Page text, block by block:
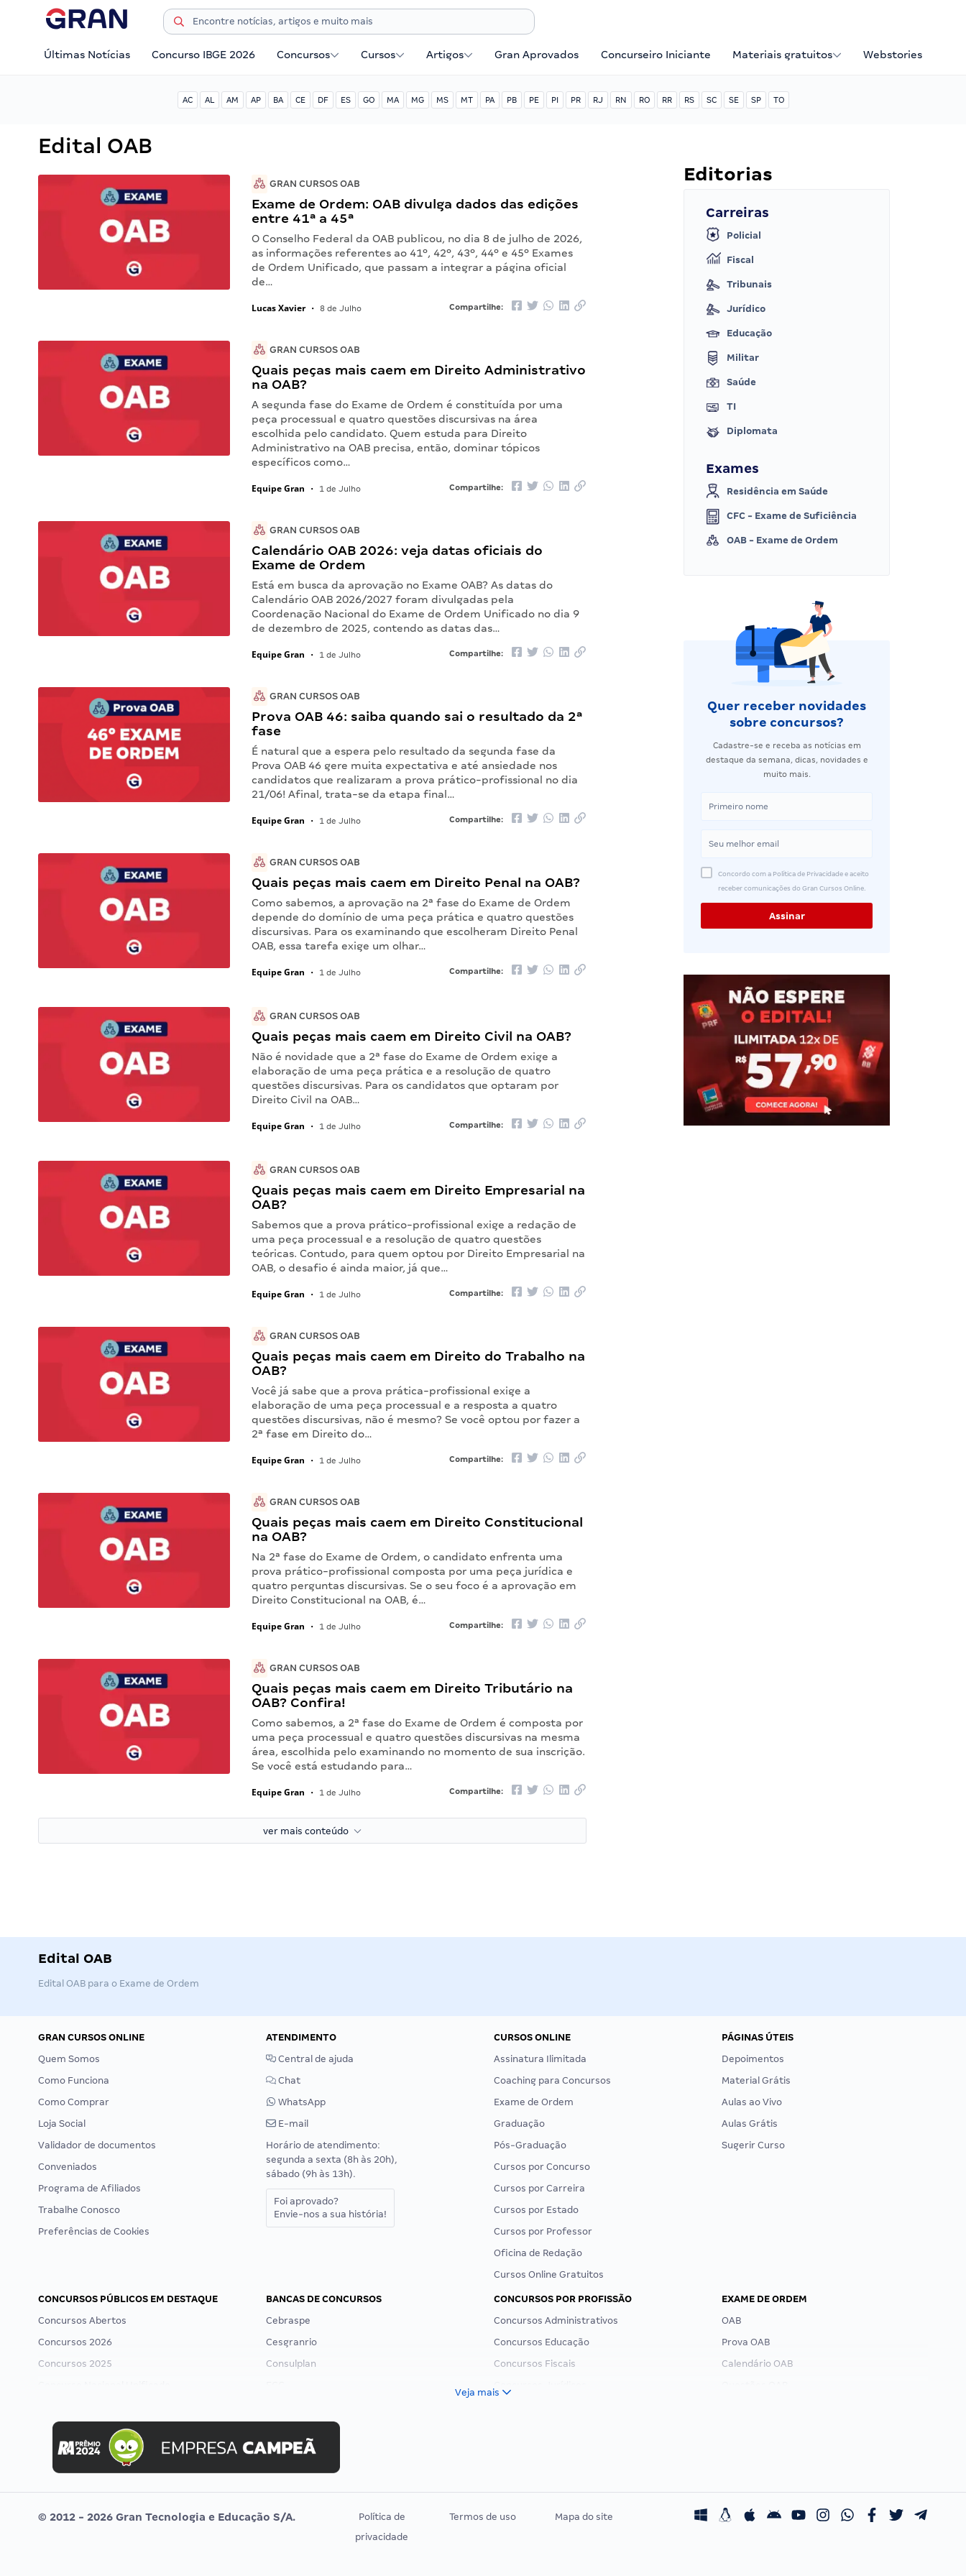
Últimas Notícias Concurso IBGE 2026 Concursos Cursos Artigos Gran Aprovados Concurseiro Iniciante Materiais gratuitos Webstories
AC AL AM AP BA CE DF ES GO MA MG MS MT PA PB PE PI PR RJ RN RO RR RS SC SE SP TO
Edital OAB
GRAN CURSOS OAB
Exame de Ordem: OAB divulga dados das edições
entre 41ª a 45ª
O Conselho Federal da OAB publicou, no dia 8 de julho de 2026,
as informações referentes ao 41º, 42º, 43º, 44º e 45º Exames
de Ordem Unificado, que passam a integrar a página oficial
de…
Lucas Xavier • 8 de Julho Compartilhe:
GRAN CURSOS OAB
Quais peças mais caem em Direito Administrativo
na OAB?
A segunda fase do Exame de Ordem é constituída por uma
peça processual e quatro questões discursivas na área
escolhida pelo candidato. Quem estuda para Direito
Administrativo na OAB precisa, então, dominar tópicos
específicos como…
Equipe Gran • 1 de Julho Compartilhe:
GRAN CURSOS OAB
Calendário OAB 2026: veja datas oficiais do
Exame de Ordem
Está em busca da aprovação no Exame OAB? As datas do
Calendário OAB 2026/2027 foram divulgadas pela
Coordenação Nacional do Exame de Ordem Unificado no dia 9
de dezembro de 2025, contendo as datas das…
Equipe Gran • 1 de Julho Compartilhe:
GRAN CURSOS OAB
Prova OAB 46: saiba quando sai o resultado da 2ª
fase
É natural que a espera pelo resultado da segunda fase da
Prova OAB 46 gere muita expectativa e até ansiedade nos
candidatos que realizaram a prova prático-profissional no dia
21/06! Afinal, trata-se da etapa final…
Equipe Gran • 1 de Julho Compartilhe:
GRAN CURSOS OAB
Quais peças mais caem em Direito Penal na OAB?
Como sabemos, a aprovação na 2ª fase do Exame de Ordem
depende do domínio de uma peça prática e quatro questões
discursivas. Para os examinando que escolheram Direito Penal
OAB, essa tarefa exige um olhar…
Equipe Gran • 1 de Julho Compartilhe:
GRAN CURSOS OAB
Quais peças mais caem em Direito Civil na OAB?
Não é novidade que a 2ª fase do Exame de Ordem exige a
elaboração de uma peça prática e a resolução de quatro
questões discursivas. Para os candidatos que optaram por
Direito Civil na OAB…
Equipe Gran • 1 de Julho Compartilhe:
GRAN CURSOS OAB
Quais peças mais caem em Direito Empresarial na
OAB?
Sabemos que a prova prático-profissional exige a redação de
uma peça processual e a resolução de quatro questões
teóricas. Contudo, para quem optou por Direito Empresarial na
OAB, o desafio é ainda maior, já que…
Equipe Gran • 1 de Julho Compartilhe:
GRAN CURSOS OAB
Quais peças mais caem em Direito do Trabalho na
OAB?
Você já sabe que a prova prática-profissional exige a
elaboração de uma peça processual e a resposta a quatro
questões discursivas, não é mesmo? Se você optou por fazer a
2ª fase em Direito do…
Equipe Gran • 1 de Julho Compartilhe:
GRAN CURSOS OAB
Quais peças mais caem em Direito Constitucional
na OAB?
Na 2ª fase do Exame de Ordem, o candidato enfrenta uma
prova prático-profissional composta por uma peça jurídica e
quatro perguntas discursivas. Se o seu foco é a aprovação em
Direito Constitucional na OAB, é…
Equipe Gran • 1 de Julho Compartilhe:
GRAN CURSOS OAB
Quais peças mais caem em Direito Tributário na
OAB? Confira!
Como sabemos, a 2ª fase do Exame de Ordem é composta por
uma peça processual e quatro questões discursivas na mesma
área, escolhida pelo examinando no momento de sua inscrição.
Se você está estudando para…
Equipe Gran • 1 de Julho Compartilhe:
ver mais conteúdo
Editorias
Carreiras
Policial
Fiscal
Tribunais
Jurídico
Educação
Militar
Saúde
TI
Diplomata
Exames
Residência em Saúde
CFC - Exame de Suficiência
OAB - Exame de Ordem
Quer receber novidades
sobre concursos?
Cadastre-se e receba as notícias em
destaque da semana, dicas, novidades e
muito mais.
Concordo com a Política de Privacidade e aceito
receber comunicações do Gran Cursos Online.
Edital OAB
Edital OAB para o Exame de Ordem
GRAN CURSOS ONLINE
Quem Somos
Como Funciona
Como Comprar
Loja Social
Validador de documentos
Conveniados
Programa de Afiliados
Trabalhe Conosco
Preferências de Cookies
ATENDIMENTO
Central de ajuda
Chat
WhatsApp
E-mail
Horário de atendimento:
segunda a sexta (8h às 20h),
sábado (9h às 13h).
Foi aprovado?
Envie-nos a sua história!
CURSOS ONLINE
Assinatura Ilimitada
Coaching para Concursos
Exame de Ordem
Graduação
Pós-Graduação
Cursos por Concurso
Cursos por Carreira
Cursos por Estado
Cursos por Professor
Oficina de Redação
Cursos Online Gratuitos
PÁGINAS ÚTEIS
Depoimentos
Material Grátis
Aulas ao Vivo
Aulas Grátis
Sugerir Curso
CONCURSOS PÚBLICOS EM DESTAQUE
Concursos Abertos
Concursos 2026
Concursos 2025
Concurso MPU
Editais publicados
BANCAS DE CONCURSOS
Cebraspe
Cesgranrio
Consulplan
Selecon
Uniase
Vunesp
CONCURSOS POR PROFISSÃO
Concursos Administrativos
Concursos Educação
Concursos Fiscais
Residência Multiprofissional
EXAME DE ORDEM
OAB
Prova OAB
Calendário OAB
Veja mais
© 2012 - 2026 Gran Tecnologia e Educação S/A.
Política de
privacidade
Termos de uso Mapa do site